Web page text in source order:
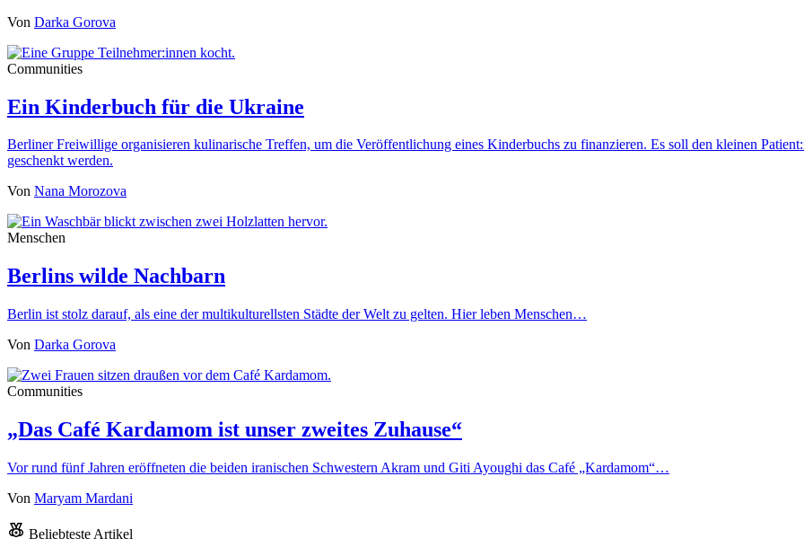
Von Darka Gorova
Communities
Ein Kinderbuch für die Ukraine
Berliner Freiwillige organisieren kulinarische Treffen, um die Veröffentlichung eines Kinderbuchs zu finanzieren. Es soll den kleinen
geschenkt werden.
Von Nana Morozova
Menschen
Berlins wilde Nachbarn
Berlin ist stolz darauf, als eine der multikulturellsten Städte der Welt zu gelten. Hier leben Menschen…
Von Darka Gorova
Communities
„Das Café Kardamom ist unser zweites Zuhause“
Vor rund fünf Jahren eröffneten die beiden iranischen Schwestern Akram und Giti Ayoughi das Café „Kardamom“…
Von Maryam Mardani
Beliebteste Artikel